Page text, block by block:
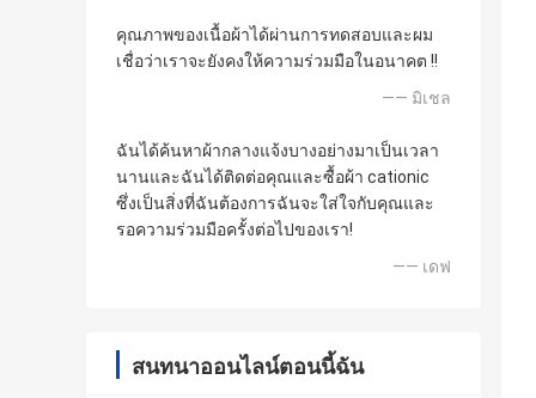
คุณภาพของเนื้อผ้าได้ผ่านการทดสอบและผม
เชื่อว่าเราจะยังคงให้ความร่วมมือในอนาคต !!
—— มิเชล
ฉันได้ค้นหาผ้ากลางแจ้งบางอย่างมาเป็นเวลา
นานและฉันได้ติดต่อคุณและซื้อผ้า cationic
ซึ่งเป็นสิ่งที่ฉันต้องการฉันจะใส่ใจกับคุณและ
รอความร่วมมือครั้งต่อไปของเรา!
—— เดฟ
สนทนาออนไลน์ตอนนี้ฉัน